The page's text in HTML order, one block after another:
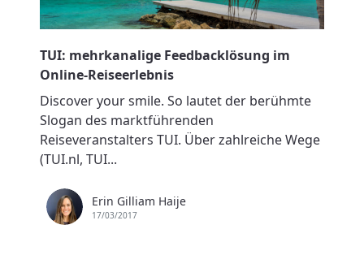
TUI: mehrkanalige Feedbacklösung im
Online-Reiseerlebnis
Discover your smile. So lautet der berühmte
Slogan des marktführenden
Reiseveranstalters TUI. Über zahlreiche Wege
(TUI.nl, TUI...
Erin Gilliam Haije
17/03/2017